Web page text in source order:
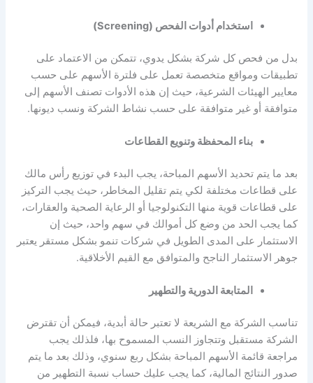
استخدام أدوات الفحص (Screening)
بدل من فحص كل شركة بشكل يدوي، تتمكن من الاعتماد على
تطبيقات ومواقع متخصصة تعمل على فلترة الأسهم على حسب
معايير الهيئات الشرعية، حيث إن هذه الأدوات تصنف الأسهم إلى
متوافقة أو غير متوافقة على حسب نشاط الشركة ونسب ديونها.
بناء المحفظة وتنويع القطاعات
بعد ما يتم تحديد الأسهم المباحة، يجب البدء في توزيع رأس مالك
على قطاعات مختلفة لكي يتم تقليل المخاطر، حيث يجب التركيز
على قطاعات قوية منها التكنولوجيا أو الرعاية الصحية والعقارات،
كما يجب الحد من وضع كل أموالك في سهم واحد، حيث إن
الاستثمار على المدى الطويل في شركات تنمو بشكل مستقر يعتبر
جوهر الاستثمار الناجح والمتوافق مع القيم الأخلاقية.
المتابعة الدورية والتطهير
تناسب الشركة مع الشريعة لا تعتبر حالة أبدية، فيمكن أن تقترض
الشركة مستقبل وتتجاوز النسب المسموح بها، فلذلك يجب
مراجعة قائمة الأسهم المباحة بشكل ربع سنوي، وذلك بعد ما يتم
صدور النتائج المالية، كما يجب عليك حساب نسبة التطهير من